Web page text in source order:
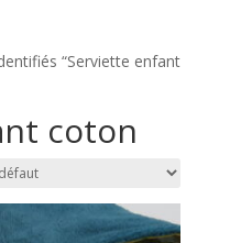
“Serviette enfant
coton